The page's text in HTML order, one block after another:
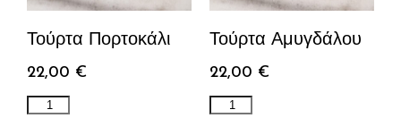
Τούρτα Πορτοκάλι
22,00 €
Τούρτα Αμυγδάλου
22,00 €